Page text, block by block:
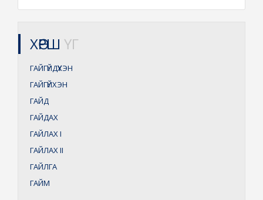
ХӨРШ ҮГ
ГАЙГҮЙДҮҮХЭН
ГАЙГҮЙХЭН
ГАЙД
ГАЙДАХ
ГАЙЛАХI
ГАЙЛАХII
ГАЙЛГА
ГАЙМ